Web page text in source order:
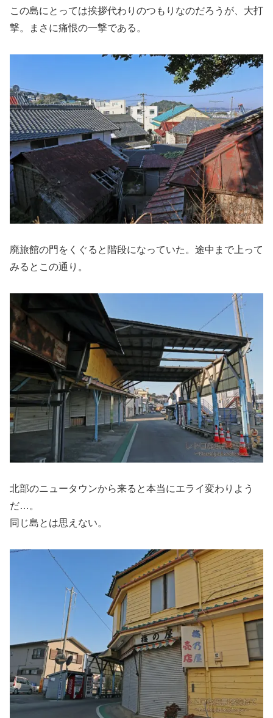
この島にとっては挨拶代わりのつもりなのだろうが、大打
撃。まさに痛恨の一撃である。
廃旅館の門をくぐると階段になっていた。途中まで上って
みるとこの通り。
北部のニュータウンから来ると本当にエライ変わりよう
だ…。
同じ島とは思えない。